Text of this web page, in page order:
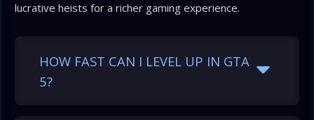
lucrative heists for a richer gaming experience.
HOW FAST CAN I LEVEL UP IN GTA
5?